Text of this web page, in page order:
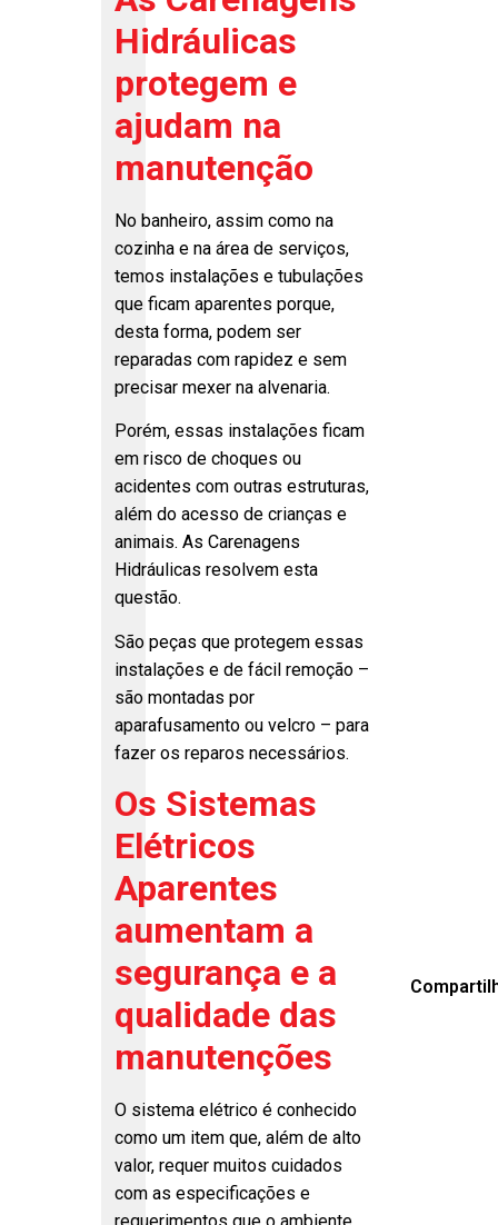
Hidráulicas
protegem e
ajudam na
manutenção
No banheiro, assim como na
cozinha e na área de serviços,
temos instalações e tubulações
que ficam aparentes porque,
desta forma, podem ser
reparadas com rapidez e sem
precisar mexer na alvenaria.
Porém, essas instalações ficam
em risco de choques ou
acidentes com outras estruturas,
além do acesso de crianças e
animais. As Carenagens
Hidráulicas resolvem esta
questão.
São peças que protegem essas
instalações e de fácil remoção –
são montadas por
aparafusamento ou velcro – para
fazer os reparos necessários.
Os Sistemas
Elétricos
Aparentes
aumentam a
segurança e a
qualidade das
manutenções
O sistema elétrico é conhecido
como um item que, além de alto
valor, requer muitos cuidados
com as especificações e